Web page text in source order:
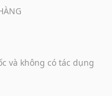
và không có tác dụng